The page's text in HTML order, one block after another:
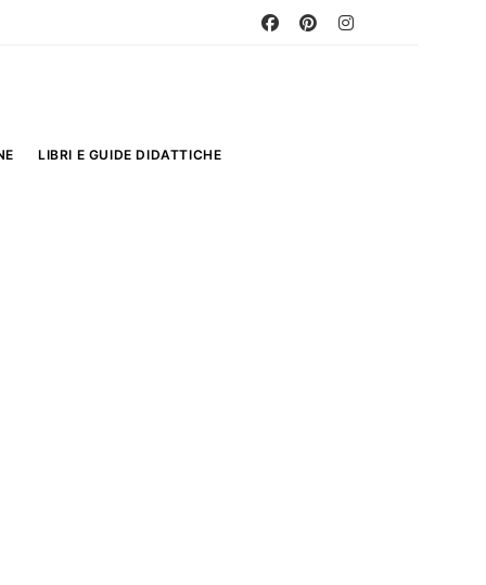
LIBRI E GUIDE DIDATTICHE